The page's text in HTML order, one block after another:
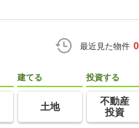
最近見た物件 0
建てる
土地
投資する
不動産
投資